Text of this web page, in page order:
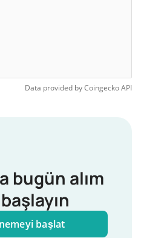
Data provided byCoingeckoAPI
bugün alım
başlat